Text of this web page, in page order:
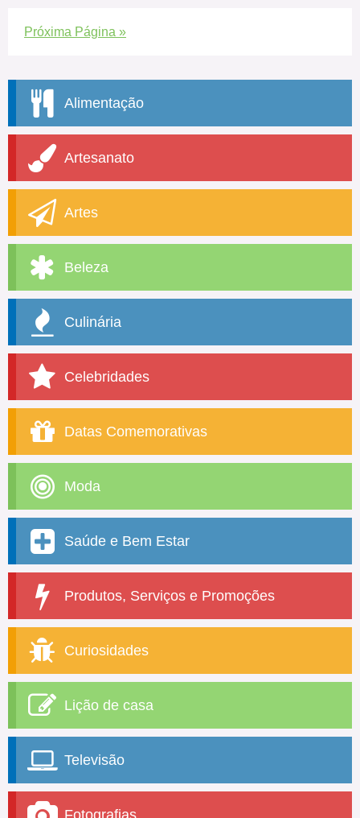
Próxima Página »
Alimentação
Artesanato
Artes
Beleza
Culinária
Celebridades
Datas Comemorativas
Moda
Saúde e Bem Estar
Produtos, Serviços e Promoções
Curiosidades
Lição de casa
Televisão
Fotografias